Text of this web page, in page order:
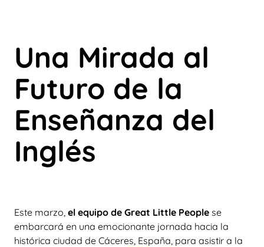
Una Mirada al
Futuro de la
Enseñanza del
Inglés
Este marzo, el equipo de Great Little People se
embarcará en una emocionante jornada hacia la
histórica ciudad de Cáceres, España, para asistir a la